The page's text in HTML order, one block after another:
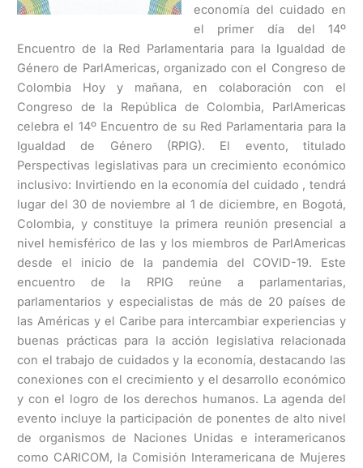
economía del cuidado en
el primer día del 14º
Encuentro de la Red Parlamentaria para la Igualdad de
Género de ParlAmericas, organizado con el Congreso de
Colombia Hoy y mañana, en colaboración con el
Congreso de la República de Colombia, ParlAmericas
celebra el 14º Encuentro de su Red Parlamentaria para la
Igualdad de Género (RPIG). El evento, titulado
Perspectivas legislativas para un crecimiento económico
inclusivo: Invirtiendo en la economía del cuidado , tendrá
lugar del 30 de noviembre al 1 de diciembre, en Bogotá,
Colombia, y constituye la primera reunión presencial a
nivel hemisférico de las y los miembros de ParlAmericas
desde el inicio de la pandemia del COVID-19. Este
encuentro de la RPIG reúne a parlamentarias,
parlamentarios y especialistas de más de 20 países de
las Américas y el Caribe para intercambiar experiencias y
buenas prácticas para la acción legislativa relacionada
con el trabajo de cuidados y la economía, destacando las
conexiones con el crecimiento y el desarrollo económico
y con el logro de los derechos humanos. La agenda del
evento incluye la participación de ponentes de alto nivel
de organismos de Naciones Unidas e interamericanos
como CARICOM, la Comisión Interamericana de Mujeres